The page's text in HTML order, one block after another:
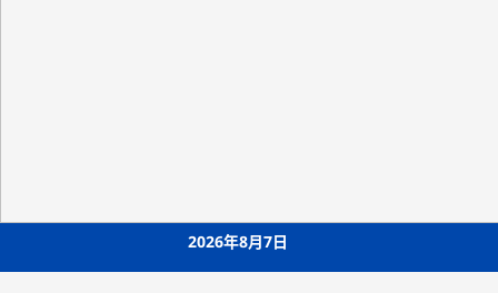
2026年8月7日